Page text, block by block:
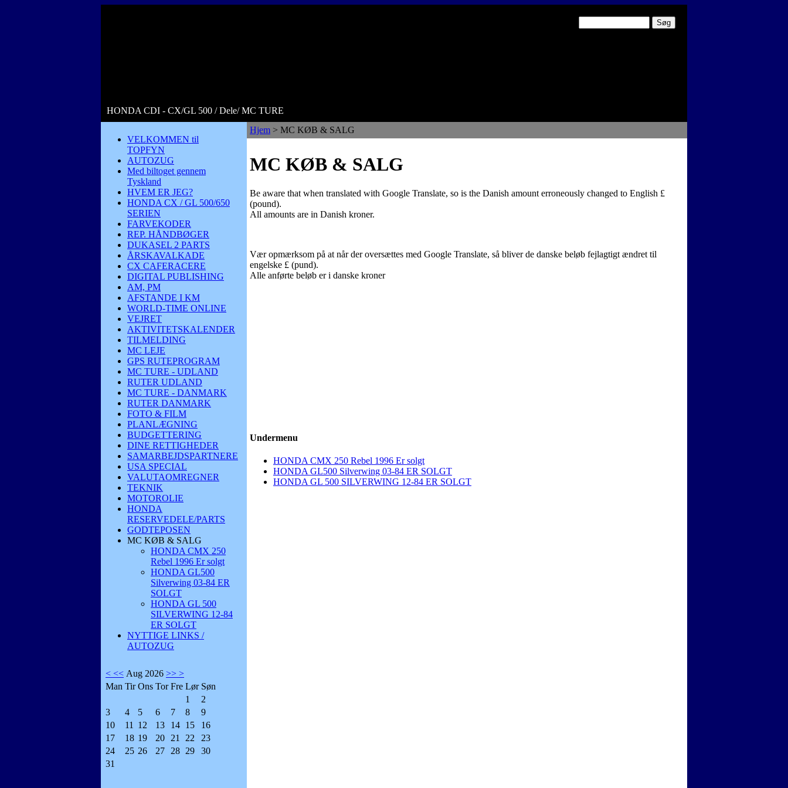
HONDA CDI - CX/GL 500 / Dele/ MC TURE
VELKOMMEN til
TOPFYN
AUTOZUG
Med biltoget gennem
Tyskland
HVEM ER JEG?
HONDA CX / GL 500/650
SERIEN
FARVEKODER
REP. HÅNDBØGER
DUKASEL 2 PARTS
ÅRSKAVALKADE
CX CAFERACERE
DIGITAL PUBLISHING
AM, PM
AFSTANDE I KM
WORLD-TIME ONLINE
VEJRET
AKTIVITETSKALENDER
TILMELDING
MC LEJE
GPS RUTEPROGRAM
MC TURE - UDLAND
RUTER UDLAND
MC TURE - DANMARK
RUTER DANMARK
FOTO & FILM
PLANLÆGNING
BUDGETTERING
DINE RETTIGHEDER
SAMARBEJDSPARTNERE
USA SPECIAL
VALUTAOMREGNER
TEKNIK
MOTOROLIE
HONDA
RESERVEDELE/PARTS
GODTEPOSEN
MC KØB & SALG
HONDA CMX 250
Rebel 1996 Er solgt
HONDA GL500
Silverwing 03-84 ER
SOLGT
HONDA GL 500
SILVERWING 12-84
ER SOLGT
NYTTIGE LINKS /
AUTOZUG
< << Aug 2026 >> >
Man Tir Ons Tor Fre Lør Søn
1
2
3
4 5 6 7 8
9
10
11 12 13 14 15
16
17
18 19 20 21 22
23
24
25 26 27 28 29
30
31
Hjem > MC KØB & SALG
MC KØB & SALG
Be aware that when translated with Google Translate, so is the Danish amount erroneously changed to English £
(pound).
All amounts are in Danish kroner.
Vær opmærksom på at når der oversættes med Google Translate, så bliver de danske beløb fejlagtigt ændret til
engelske £ (pund).
Alle anførte beløb er i danske kroner
Undermenu
HONDA CMX 250 Rebel 1996 Er solgt
HONDA GL500 Silverwing 03-84 ER SOLGT
HONDA GL 500 SILVERWING 12-84 ER SOLGT